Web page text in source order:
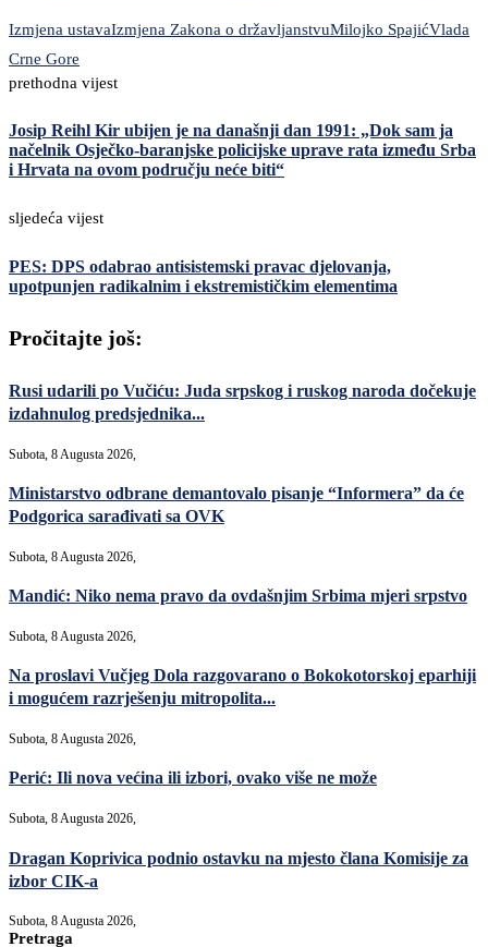
Izmjena ustavaIzmjena Zakona o državljanstvuMilojko SpajićVlada
Crne Gore
prethodna vijest
Josip Reihl Kir ubijen je na današnji dan 1991: „Dok sam ja
načelnik Osječko-baranjske policijske uprave rata između Srba
i Hrvata na ovom području neće biti“
sljedeća vijest
PES: DPS odabrao antisistemski pravac djelovanja,
upotpunjen radikalnim i ekstremističkim elementima
Pročitajte još:
Rusi udarili po Vučiću: Juda srpskog i ruskog naroda dočekuje
izdahnulog predsjednika...
Subota, 8 Augusta 2026,
Ministarstvo odbrane demantovalo pisanje “Informera” da će
Podgorica sarađivati sa OVK
Subota, 8 Augusta 2026,
Mandić: Niko nema pravo da ovdašnjim Srbima mjeri srpstvo
Subota, 8 Augusta 2026,
Na proslavi Vučjeg Dola razgovarano o Bokokotorskoj eparhiji
i mogućem razrješenju mitropolita...
Subota, 8 Augusta 2026,
Perić: Ili nova većina ili izbori, ovako više ne može
Subota, 8 Augusta 2026,
Dragan Koprivica podnio ostavku na mjesto člana Komisije za
izbor CIK-a
Subota, 8 Augusta 2026,
Pretraga